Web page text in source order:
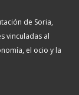
de Soria,
vinculadas al
el ocio y la